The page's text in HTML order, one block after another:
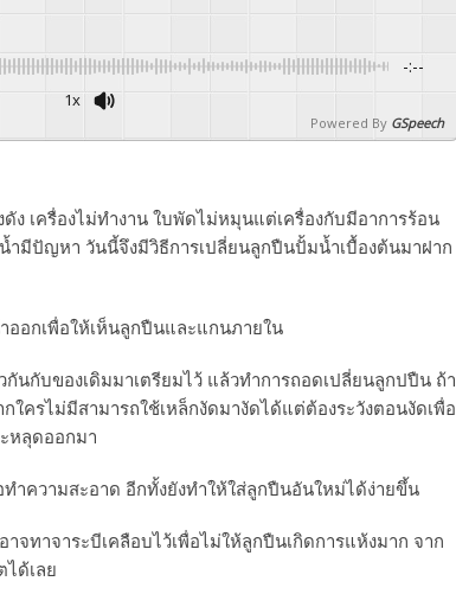
-:--
1x
Powered By GSpeech
เครื่องไม่ทำงาน ใบพัดไม่หมุนแต่เครื่องกับมีอาการร้อน
ำมีปัญหา วันนี้จึงมีวิธีการเปลี่ยนลูกปืนปั้มน้ำเบื้องต้นมาฝาก
อกเพื่อให้เห็นลูกปืนและแกนภายใน
นกับของเดิมมาเตรียมไว้ แล้วทำการถอดเปลี่ยนลูกปปืน ถ้า
ครไม่มีสามารถใช้เหล็กงัดมางัดได้แต่ต้องระวังตอนงัดเพื่อ
หลุดออกมา
ำความสะอาด อีกทั้งยังทำให้ใส่ลูกปืนอันใหม่ได้ง่ายขึ้น
จทาจาระบีเคลือบไว้เพื่อไม่ให้ลูกปืนเกิดการแห้งมาก จาก
ด้เลย